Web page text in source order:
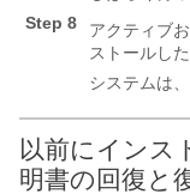
Step 8
アクティブ
ストールし
システムは
以前にインス
明書の回復と